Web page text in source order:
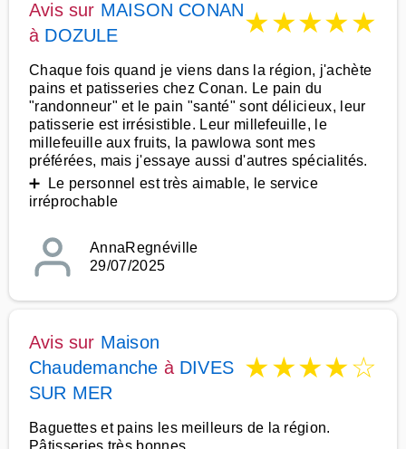
Avis sur MAISON CONAN
à DOZULE ★★★★★
Chaque fois quand je viens dans la région, j'achète
pains et patisseries chez Conan. Le pain du
"randonneur" et le pain "santé" sont délicieux, leur
patisserie est irrésistible. Leur millefeuille, le
millefeuille aux fruits, la pawlowa sont mes
préférées, mais j'essaye aussi d'autres spécialités.
➕ Le personnel est très aimable, le service
irréprochable
AnnaRegnéville
29/07/2025
Avis sur Maison
Chaudemanche à DIVES
SUR MER
★★★★☆
Baguettes et pains les meilleurs de la région.
Pâtisseries très bonnes